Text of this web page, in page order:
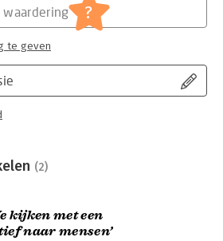
waardering ?
te geven
(2)
kijken met een
naar mensen’